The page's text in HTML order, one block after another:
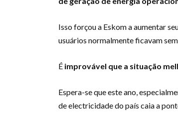
Isso forçou a Eskom a aumentar
usuários normalmente ficavam
É improvável que a situação
Espera-se que este ano,
de electricidade do país caia a